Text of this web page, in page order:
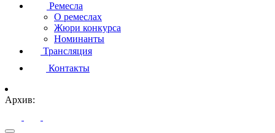
Ремесла
О ремеслах
Жюри конкурса
Номинанты
Трансляция
Контакты
Архив: